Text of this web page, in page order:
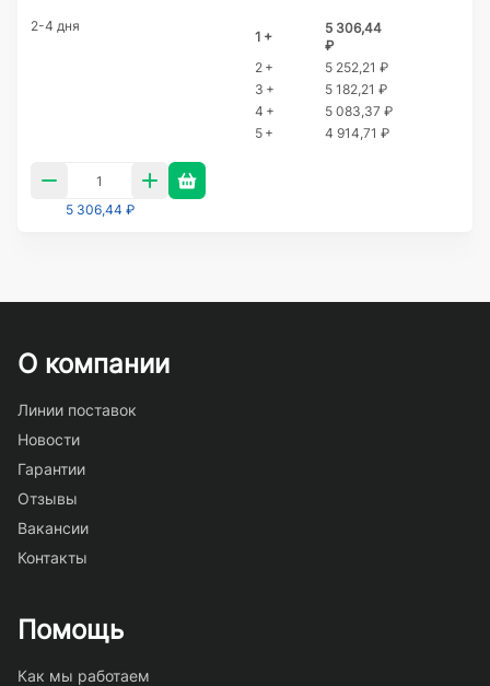
2-4 дня
1 +
5 306,44
₽
2 +
5 252,21 ₽
3 +
5 182,21 ₽
4 +
5 083,37 ₽
5 +
4 914,71 ₽
5 306,44 ₽
О компании
Линии поставок
Новости
Гарантии
Отзывы
Вакансии
Контакты
Помощь
Как мы работаем